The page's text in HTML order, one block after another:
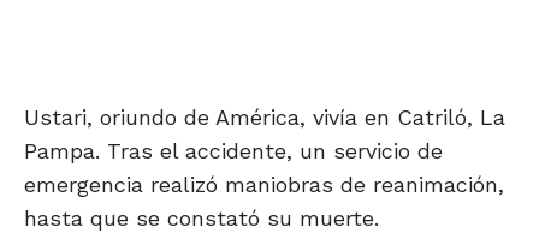
Ustari, oriundo de América, vivía en Catriló, La
Pampa. Tras el accidente, un servicio de
emergencia realizó maniobras de reanimación,
hasta que se constató su muerte.